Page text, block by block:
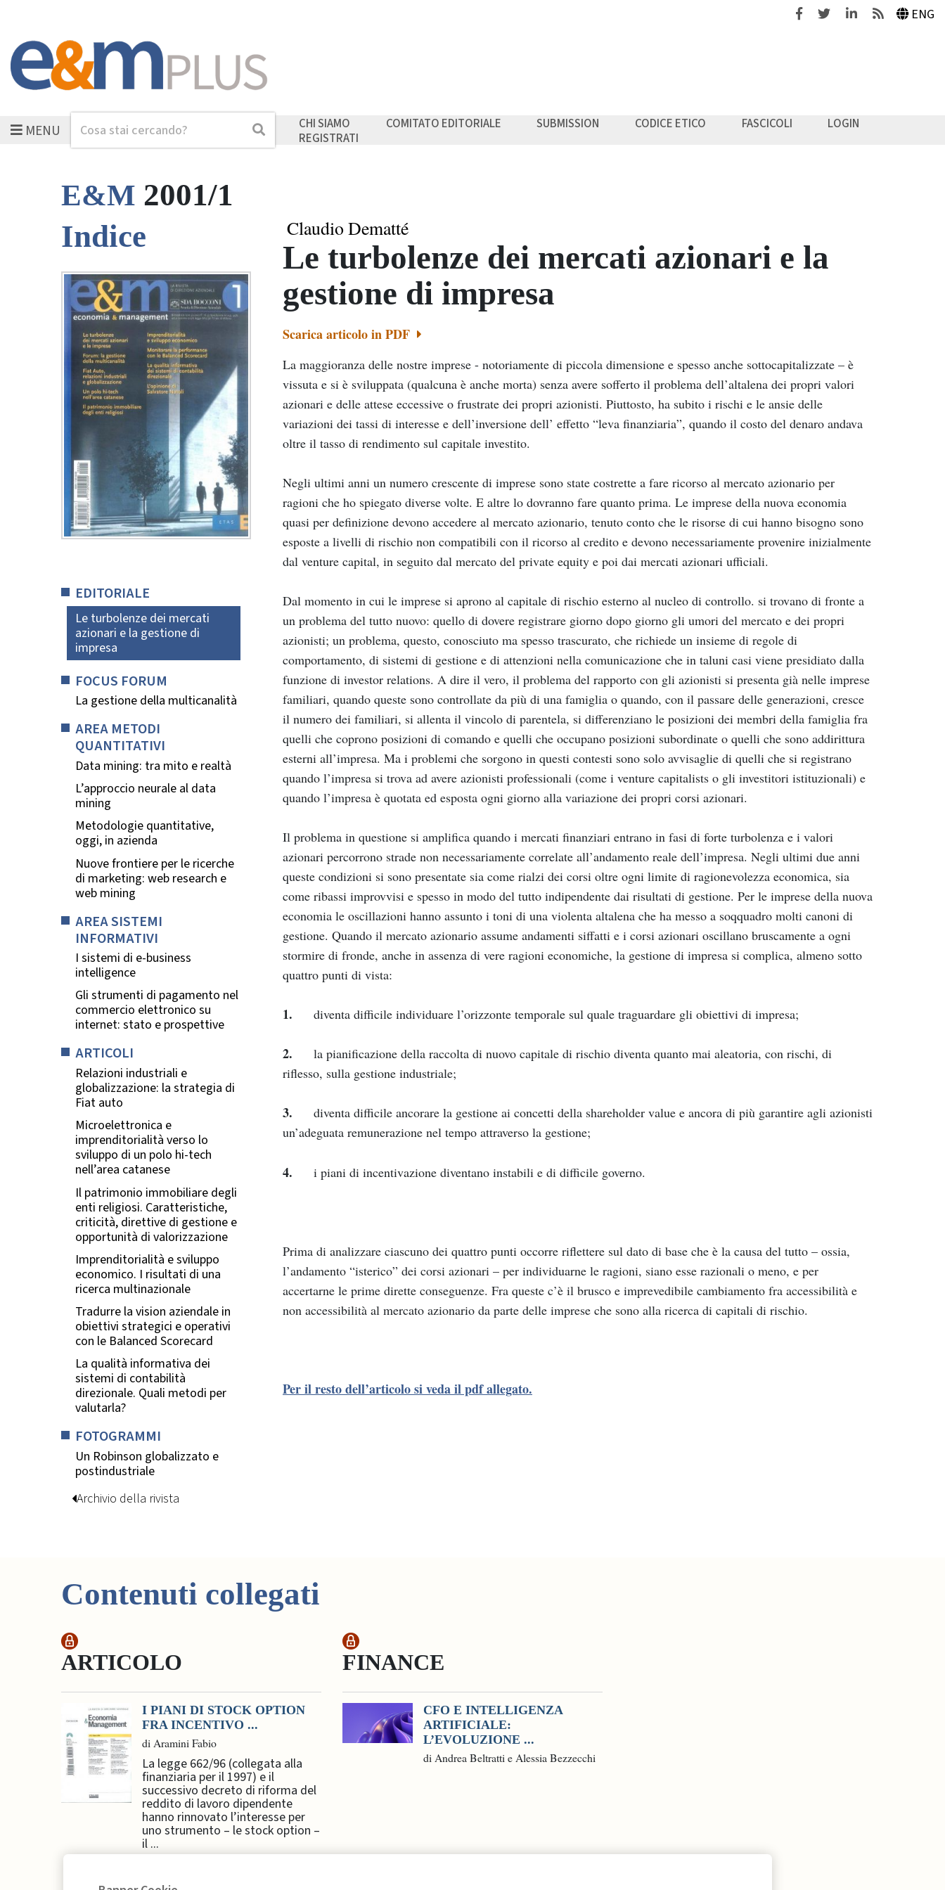
FacebookTwitterLinkedinFeeds ENG
MENUCerca Cerca CHI SIAMO COMITATO EDITORIALE SUBMISSION CODICE ETICO FASCICOLI
LOGIN
REGISTRATI
E&M 2001/1
Indice
EDITORIALE
Le turbolenze dei mercati
azionari e la gestione di
impresa
FOCUS FORUM
La gestione della multicanalità
AREA METODI
QUANTITATIVI
Data mining: tra mito e realtà
L’approccio neurale al data
mining
Metodologie quantitative,
oggi, in azienda
Nuove frontiere per le ricerche
di marketing: web research e
web mining
AREA SISTEMI
INFORMATIVI
I sistemi di e-business
intelligence
Gli strumenti di pagamento nel
commercio elettronico su
internet: stato e prospettive
ARTICOLI
Relazioni industriali e
globalizzazione: la strategia di
Fiat auto
Microelettronica e
imprenditorialità verso lo
sviluppo di un polo hi-tech
nell’area catanese
Il patrimonio immobiliare degli
enti religiosi. Caratteristiche,
criticità, direttive di gestione e
opportunità di valorizzazione
Imprenditorialità e sviluppo
economico. I risultati di una
ricerca multinazionale
Tradurre la vision aziendale in
obiettivi strategici e operativi
con le Balanced Scorecard
La qualità informativa dei
sistemi di contabilità
direzionale. Quali metodi per
valutarla?
FOTOGRAMMI
Un Robinson globalizzato e
postindustriale
Archivio della rivista
Claudio Dematté
Le turbolenze dei mercati azionari e la
gestione di impresa
Scarica articolo in PDF
La maggioranza delle nostre imprese - notoriamente di piccola dimensione e spesso anche sottocapitalizzate – è
vissuta e si è sviluppata (qualcuna è anche morta) senza avere sofferto il problema dell’altalena dei propri valori
azionari e delle attese eccessive o frustrate dei propri azionisti. Piuttosto, ha subito i rischi e le ansie delle
variazioni dei tassi di interesse e dell’inversione dell’ effetto “leva finanziaria”, quando il costo del denaro andava
oltre il tasso di rendimento sul capitale investito.
Negli ultimi anni un numero crescente di imprese sono state costrette a fare ricorso al mercato azionario per
ragioni che ho spiegato diverse volte. E altre lo dovranno fare quanto prima. Le imprese della nuova economia
quasi per definizione devono accedere al mercato azionario, tenuto conto che le risorse di cui hanno bisogno sono
esposte a livelli di rischio non compatibili con il ricorso al credito e devono necessariamente provenire inizialmente
dal venture capital, in seguito dal mercato del private equity e poi dai mercati azionari ufficiali.
Dal momento in cui le imprese si aprono al capitale di rischio esterno al nucleo di controllo. si trovano di fronte a
un problema del tutto nuovo: quello di dovere registrare giorno dopo giorno gli umori del mercato e dei propri
azionisti; un problema, questo, conosciuto ma spesso trascurato, che richiede un insieme di regole di
comportamento, di sistemi di gestione e di attenzioni nella comunicazione che in taluni casi viene presidiato dalla
funzione di investor relations. A dire il vero, il problema del rapporto con gli azionisti si presenta già nelle imprese
familiari, quando queste sono controllate da più di una famiglia o quando, con il passare delle generazioni, cresce
il numero dei familiari, si allenta il vincolo di parentela, si differenziano le posizioni dei membri della famiglia fra
quelli che coprono posizioni di comando e quelli che occupano posizioni subordinate o quelli che sono addirittura
esterni all’impresa. Ma i problemi che sorgono in questi contesti sono solo avvisaglie di quelli che si registrano
quando l’impresa si trova ad avere azionisti professionali (come i venture capitalists o gli investitori istituzionali) e
quando l’impresa è quotata ed esposta ogni giorno alla variazione dei propri corsi azionari.
Il problema in questione si amplifica quando i mercati finanziari entrano in fasi di forte turbolenza e i valori
azionari percorrono strade non necessariamente correlate all’andamento reale dell’impresa. Negli ultimi due anni
queste condizioni si sono presentate sia come rialzi dei corsi oltre ogni limite di ragionevolezza economica, sia
come ribassi improvvisi e spesso in modo del tutto indipendente dai risultati di gestione. Per le imprese della nuova
economia le oscillazioni hanno assunto i toni di una violenta altalena che ha messo a soqquadro molti canoni di
gestione. Quando il mercato azionario assume andamenti siffatti e i corsi azionari oscillano bruscamente a ogni
stormire di fronde, anche in assenza di vere ragioni economiche, la gestione di impresa si complica, almeno sotto
quattro punti di vista:
1. diventa difficile individuare l’orizzonte temporale sul quale traguardare gli obiettivi di impresa;
2.
la pianificazione della raccolta di nuovo capitale di rischio diventa quanto mai aleatoria, con rischi, di
riflesso, sulla gestione industriale;
3. diventa difficile ancorare la gestione ai concetti della shareholder value e ancora di più garantire agli azionisti
un’adeguata remunerazione nel tempo attraverso la gestione;
4. i piani di incentivazione diventano instabili e di difficile governo.
Prima di analizzare ciascuno dei quattro punti occorre riflettere sul dato di base che è la causa del tutto – ossia,
l’andamento “isterico” dei corsi azionari – per individuarne le ragioni, siano esse razionali o meno, e per
accertarne le prime dirette conseguenze. Fra queste c’è il brusco e imprevedibile cambiamento fra accessibilità e
non accessibilità al mercato azionario da parte delle imprese che sono alla ricerca di capitali di rischio.
Per il resto dell’articolo si veda il pdf allegato.
Contenuti collegati
ARTICOLO
I PIANI DI STOCK OPTION
FRA INCENTIVO ...
di Aramini Fabio
La legge 662/96 (collegata alla
finanziaria per il 1997) e il
successivo decreto di riforma del
reddito di lavoro dipendente
hanno rinnovato l’interesse per
uno strumento – le stock option –
il ...
FINANCE
CFO E INTELLIGENZA
ARTIFICIALE:
L’EVOLUZIONE ...
di Andrea Beltratti e Alessia Bezzecchi